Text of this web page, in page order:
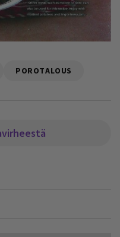
POROTALOUS